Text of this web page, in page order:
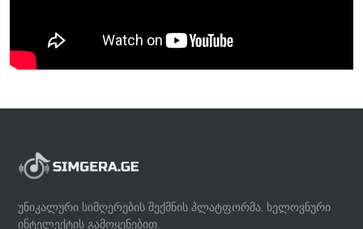
უნიკალური სიმღერების შექმნის პლატფორმა, ხელოვნური
ინტელექტის გამოყენებით.